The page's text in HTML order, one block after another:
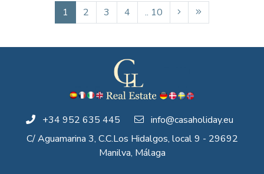
1 2 3 4 .. 10
+34 952 635 445
info@casaholiday.eu
C/ Aguamarina 3, C.C.Los Hidalgos, local 9 - 29692
Manilva, Málaga